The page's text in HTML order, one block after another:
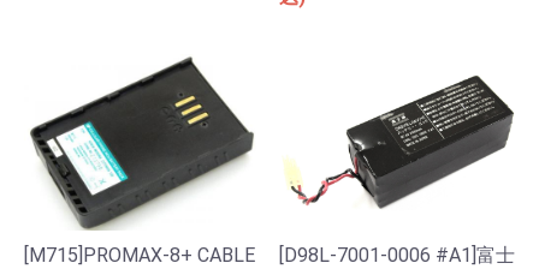
[M715]PROMAX-8+ CABLE
[D98L-7001-0006 #A1]富士